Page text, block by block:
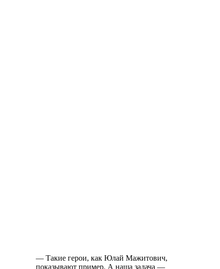
— Такие герои, как Юлай Мажитович,
показывают пример. А наша задача —